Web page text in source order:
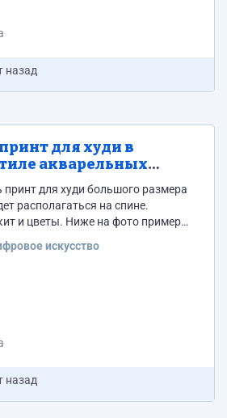
назад
для худи в
акварельных
для худи большого размера
располагаться на спине.
и цветы. Ниже на фото пример
нужен такой же но в
был в фотошопе или других
Принт нужен не просто на
искусство
назад